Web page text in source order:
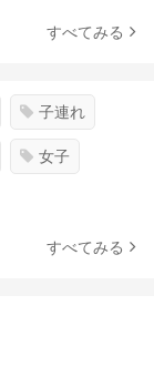
すべてみる
子連れ
女子
すべてみる